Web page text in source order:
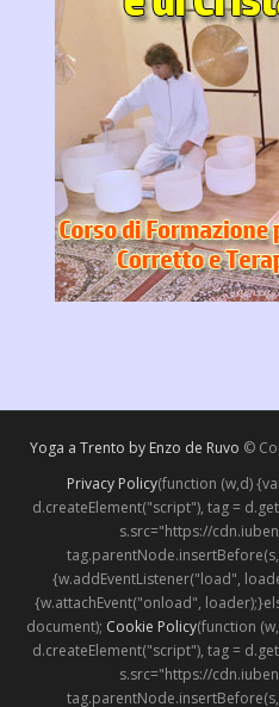
Yoga a Trento by Enzo de Ruvo ©
Privacy Policy(function (w,d)
d.createElement("script"), tag =
s.src="https://
{w.addEventListener("load",
{w.attachEvent("onload",
document); Cookie Policy(function
d.createElement("script"), tag =
s.src="https://